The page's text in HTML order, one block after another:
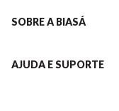
SOBRE A BIASÁ
AJUDA E SUPORTE